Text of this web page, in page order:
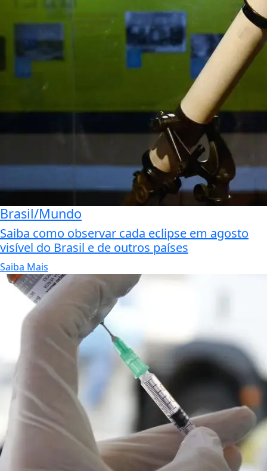
Brasil/Mundo
Saiba como observar cada eclipse em agosto
visível do Brasil e de outros países
Saiba Mais